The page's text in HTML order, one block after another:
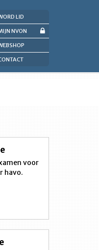
LID
NVON
voor
havo.